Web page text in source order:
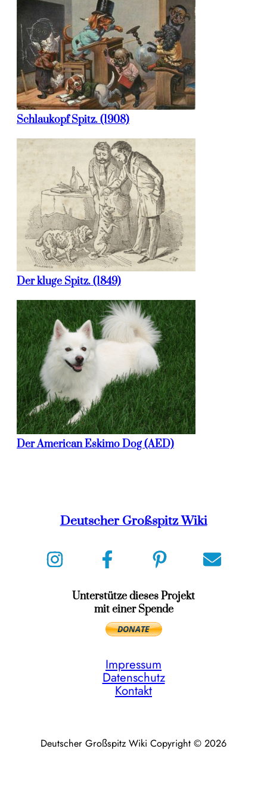
Schlaukopf Spitz. (1908)
Der kluge Spitz. (1849)
Der American Eskimo Dog (AED)
Deutscher Großspitz Wiki
Unterstütze dieses Projekt
mit einer Spende
Impressum
Datenschutz
Kontakt
Deutscher Großspitz Wiki Copyright © 2026